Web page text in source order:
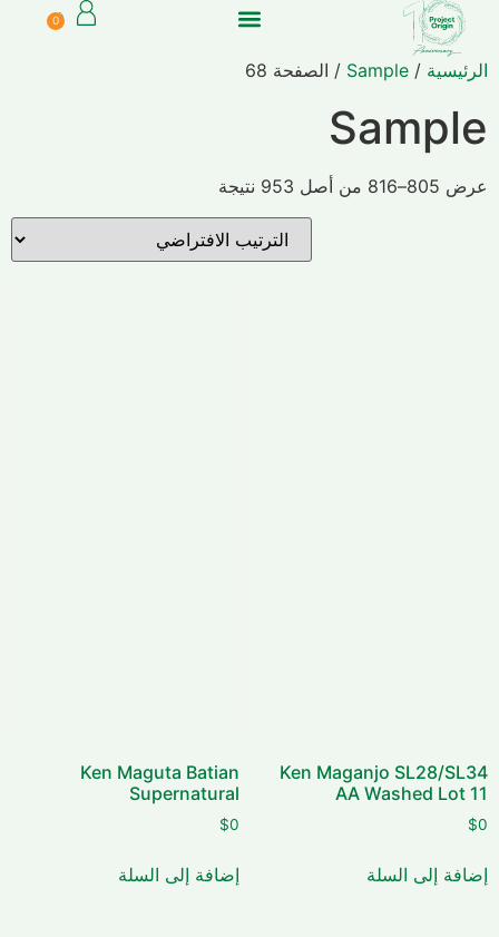
0
الرئيسية /
Sample / الصفحة 68
Sample
عرض 805–816 من أصل 953 نتيجة
Ken Maganjo SL28/SL34
AA Washed Lot 11
$0
إضافة إلى السلة
Ken Maguta Batian
Supernatural
$0
إضافة إلى السلة